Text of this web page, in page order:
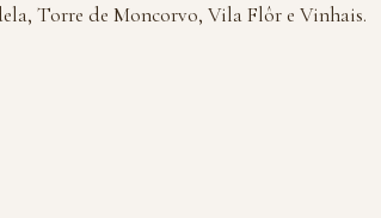
Torre de Moncorvo, Vila Flôr e Vinhais.